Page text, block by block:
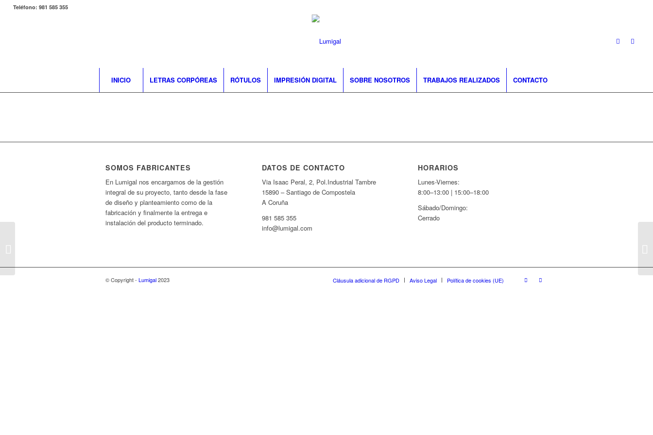
Teléfono: 981 585 355
INICIO LETRAS CORPÓREAS RÓTULOS IMPRESIÓN DIGITAL SOBRE NOSOTROS TRABAJOS REALIZADOS CONTACTO
SOMOS FABRICANTES
En Lumigal nos encargamos de la gestión
integral de su proyecto, tanto desde la fase
de diseño y planteamiento como de la
fabricación y finalmente la entrega e
instalación del producto terminado.
DATOS DE CONTACTO
Via Isaac Peral, 2, Pol.Industrial Tambre
15890 – Santiago de Compostela
A Coruña
981 585 355
info@lumigal.com
HORARIOS
Lunes-Viernes:
8:00–13:00 | 15:00–18:00
Sábado/Domingo:
Cerrado
© Copyright - Lumigal2023 Cláusula adicional de RGPD Aviso Legal Política de cookies (UE)